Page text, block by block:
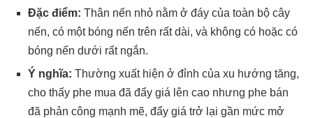
Đặc điểm: Thân nến nhỏ nằm ở đáy của toàn bộ cây
nến, có một bóng nến trên rất dài, và không có hoặc có
bóng nến dưới rất ngắn.
Ý nghĩa: Thường xuất hiện ở đỉnh của xu hướng tăng,
cho thấy phe mua đã đẩy giá lên cao nhưng phe bán
đã phản công mạnh mẽ, đẩy giá trở lại gần mức mở